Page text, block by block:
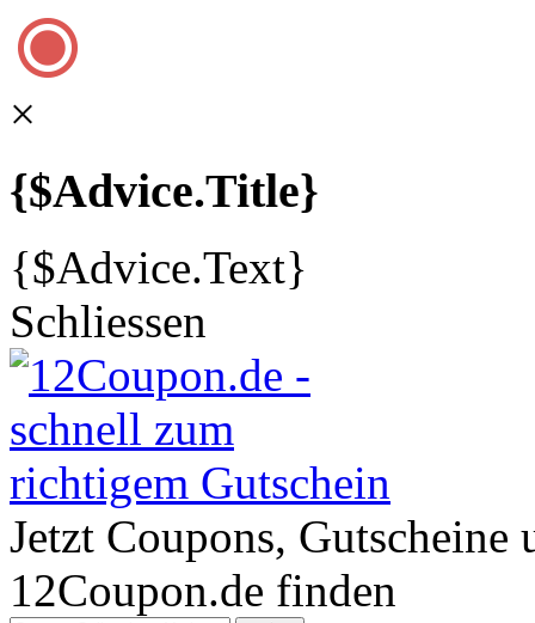
×
{$Advice.Title}
{$Advice.Text}
Schliessen
Jetzt Coupons, Gutscheine
12Coupon.de finden